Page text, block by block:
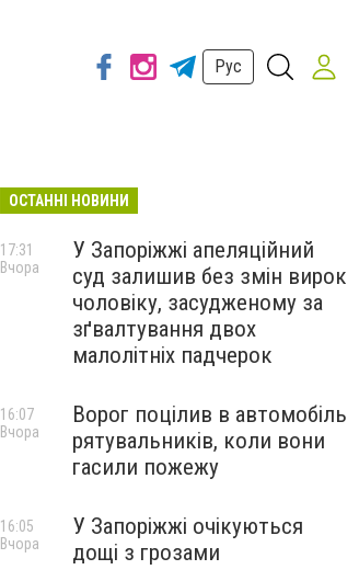
Рус
ОСТАННІ НОВИНИ
У Запоріжжі апеляційний
суд залишив без змін вирок
чоловіку, засудженому за
зґвалтування двох
малолітніх падчерок
17:31
Вчора
Ворог поцілив в автомобіль
рятувальників, коли вони
гасили пожежу
16:07
Вчора
У Запоріжжі очікуються
дощі з грозами
16:05
Вчора